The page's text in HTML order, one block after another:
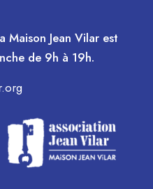
Jean Vilar est
de 9h à 19h.